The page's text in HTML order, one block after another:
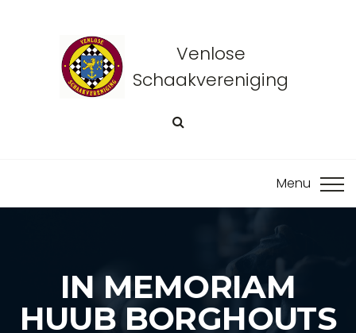
Venlose
Schaakvereniging
IN MEMORIAM
HUUB BORGHOUTS